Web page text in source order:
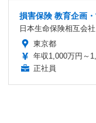
損害保険 教育企画
日本生命保険相互会社
東京都
年収1,000万円～
正社員